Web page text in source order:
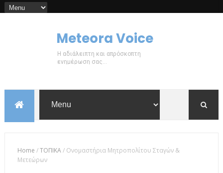
Meteora Voice
Η αδιάλειπτη και απρόσκοπτη
ενημέρωση σας...
Home /ΤΟΠΙΚΑ/ Ονομαστήρια Μητροπολίτου Σταγών &
Μετεώρων